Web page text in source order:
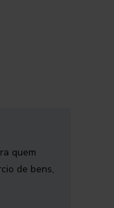
quem
de bens,